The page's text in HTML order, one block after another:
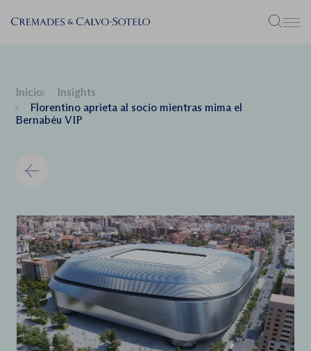
Menú
Inicio
Insights
Florentino aprieta al socio mientras mima el
Bernabéu VIP